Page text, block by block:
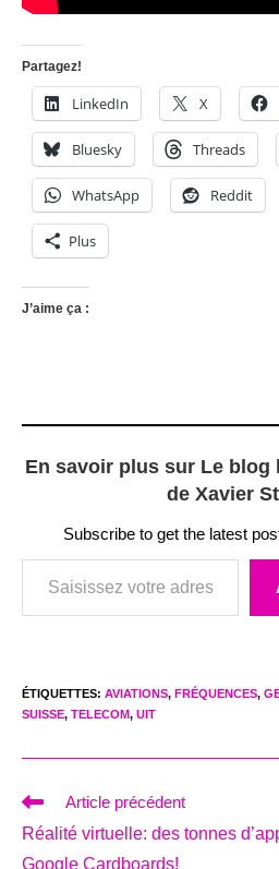
Partagez!
LinkedIn X
Bluesky Threads
WhatsApp Reddit
Plus
J’aime ça :
En savoir plus sur Le blog
de Xavier
Subscribe to get the latest
Saisissez votre adresse e-mail…
ÉTIQUETTES: AVIATIONS, FRÉQUENCES,
SUISSE, TELECOM, UIT
Read
articles
Article précédent
Réalité virtuelle: des tonnes
Google Cardboards!